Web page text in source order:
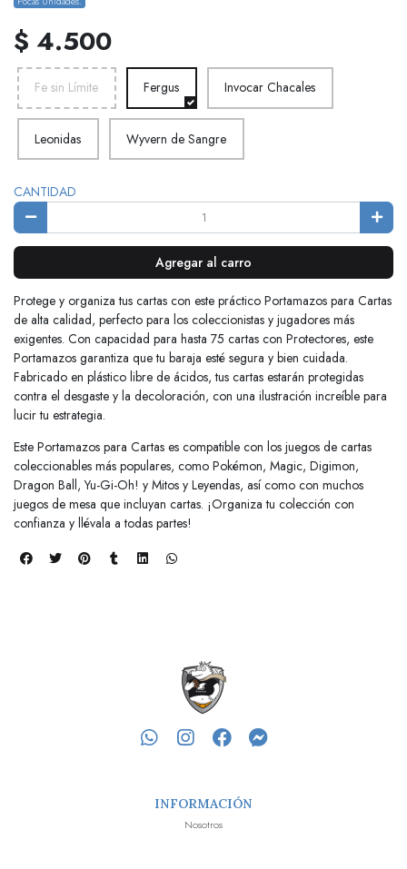
$ 4.500
Fe sin Límite Fergus Invocar Chacales
Leonidas Wyvern de Sangre
CANTIDAD
Agregar al carro
Protege y organiza tus cartas con este práctico Portamazos para Cartas
de alta calidad, perfecto para los coleccionistas y jugadores más
exigentes. Con capacidad para hasta 75 cartas con Protectores, este
Portamazos garantiza que tu baraja esté segura y bien cuidada.
Fabricado en plástico libre de ácidos, tus cartas estarán protegidas
contra el desgaste y la decoloración, con una ilustración increíble para
lucir tu estrategia.
Este Portamazos para Cartas es compatible con los juegos de cartas
coleccionables más populares, como Pokémon, Magic, Digimon,
Dragon Ball, Yu-Gi-Oh! y Mitos y Leyendas, así como con muchos
juegos de mesa que incluyan cartas. ¡Organiza tu colección con
confianza y llévala a todas partes!
INFORMACIÓN
Nosotros